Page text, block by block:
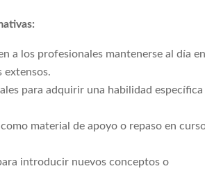
a los profesionales mantenerse al día en
extensos.
para adquirir una habilidad específica
material de apoyo o repaso en
introducir nuevos conceptos o